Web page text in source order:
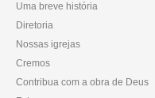
Uma breve história
Diretoria
Nossas igrejas
Cremos
Contribua com a obra de Deus